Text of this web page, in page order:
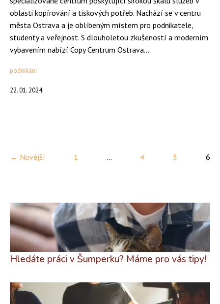
oblasti kopírování a tiskových potřeb. Nachází se v centru
města Ostrava a je oblíbeným místem pro podnikatele,
studenty a veřejnost. S dlouholetou zkušeností a moderním
vybavením nabízí Copy Centrum Ostrava...
podnikání
22. 01. 2024
← Novější 1 ... 4 5 6
Hledáte práci v Šumperku? Máme pro vás tipy!